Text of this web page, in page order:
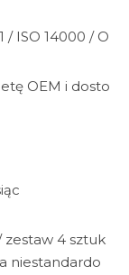
/ ISO 14000 / O
OEM i dosto
zestaw 4 sztuk
niestandardo